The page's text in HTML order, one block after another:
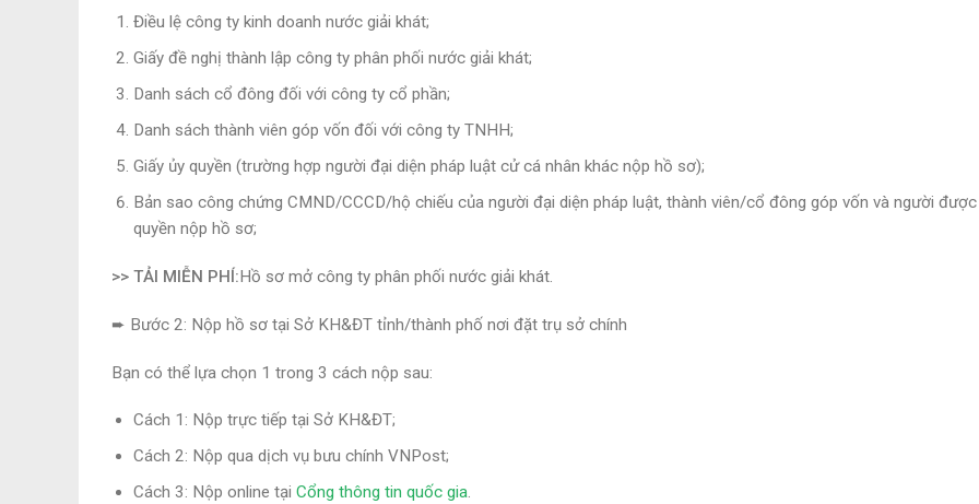
Điều lệ công ty kinh doanh nước giải khát;
Giấy đề nghị thành lập công ty phân phối nước giải khát;
Danh sách cổ đông đối với công ty cổ phần;
Danh sách thành viên góp vốn đối với công ty TNHH;
Giấy ủy quyền (trường hợp người đại diện pháp luật cử cá nhân khác nộp hồ sơ);
Bản sao công chứng CMND/CCCD/hộ chiếu của người đại diện pháp luật, thành viên/cổ đông góp vốn và người được
quyền nộp hồ sơ;
>> TẢI MIỄN PHÍ:Hồ sơ mở công ty phân phối nước giải khát.
➨ Bước 2: Nộp hồ sơ tại Sở KH&ĐT tỉnh/thành phố nơi đặt trụ sở chính
Bạn có thể lựa chọn 1 trong 3 cách nộp sau:
Cách 1: Nộp trực tiếp tại Sở KH&ĐT;
Cách 2: Nộp qua dịch vụ bưu chính VNPost;
Cách 3: Nộp online tại Cổng thông tin quốc gia.